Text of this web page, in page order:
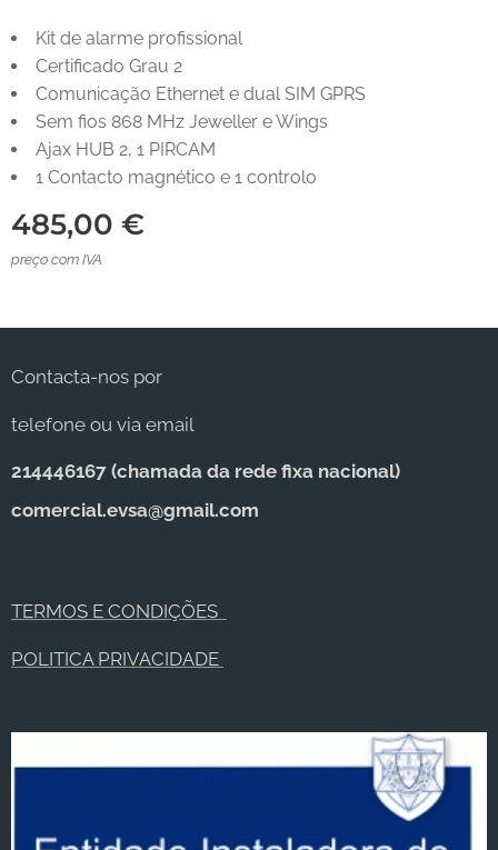
Kit de alarme profissional
Certificado Grau 2
Comunicação Ethernet e dual SIM GPRS
Sem fios 868 MHz Jeweller e Wings
Ajax HUB 2, 1 PIRCAM
1 Contacto magnético e 1 controlo
485,00 €
preço com IVA
Contacta-nos por
telefone ou via email
214446167 (chamada da rede fixa nacional)
comercial.evsa@gmail.com
TERMOS E CONDIÇÕES
POLITICA PRIVACIDADE